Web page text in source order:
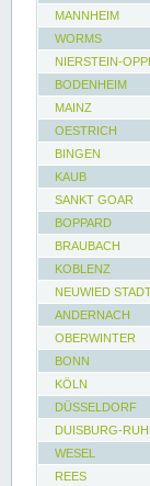
MANNHEIM
WORMS
NIERSTEIN-
BODENHEIM
MAINZ
OESTRICH
BINGEN
KAUB
SANKT GOAR
BOPPARD
BRAUBACH
KOBLENZ
NEUWIED
ANDERNACH
OBERWINTER
BONN
KÖLN
DÜSSELDORF
DUISBURG-
WESEL
REES